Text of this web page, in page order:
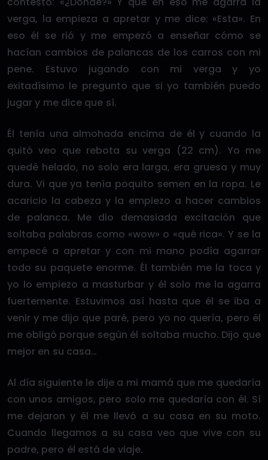
verga, la empieza a apretar y me dice: «Esta». En
eso él se rió y me empezó a enseñar cómo se
hacían cambios de palancas de los carros con mi
pene. Estuvo jugando con mi verga y yo
exitadísimo le pregunto que si yo también puedo
jugar y me dice que sí.
Él tenía una almohada encima de él y cuando la
quitó veo que rebota su verga (22 cm). Yo me
quedé helado, no solo era larga, era gruesa y muy
dura. Vi que ya tenía poquito semen en la ropa. Le
acaricio la cabeza y la empiezo a hacer cambios
de palanca. Me dio demasiada excitación que
soltaba palabras como «wow» o «qué rica». Y se la
empecé a apretar y con mi mano podía agarrar
todo su paquete enorme. Él también me la toca y
yo lo empiezo a masturbar y él solo me la agarra
fuertemente. Estuvimos así hasta que él se iba a
venir y me dijo que paré, pero yo no quería, pero él
me obligó porque según él soltaba mucho. Dijo que
mejor en su casa…
Al día siguiente le dije a mi mamá que me quedaría
con unos amigos, pero solo me quedaría con él. Sí
me dejaron y él me llevó a su casa en su moto.
Cuando llegamos a su casa veo que vive con su
padre, pero él está de viaje.